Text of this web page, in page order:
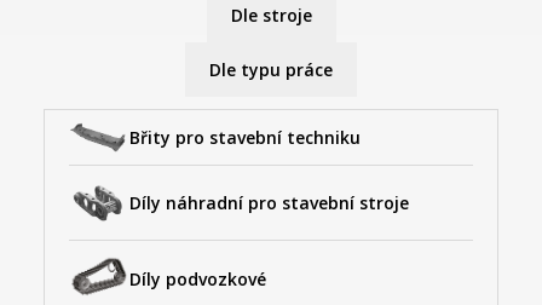
Dle stroje
Dle typu práce
Břity pro stavební techniku
Díly náhradní pro stavební stroje
Díly podvozkové